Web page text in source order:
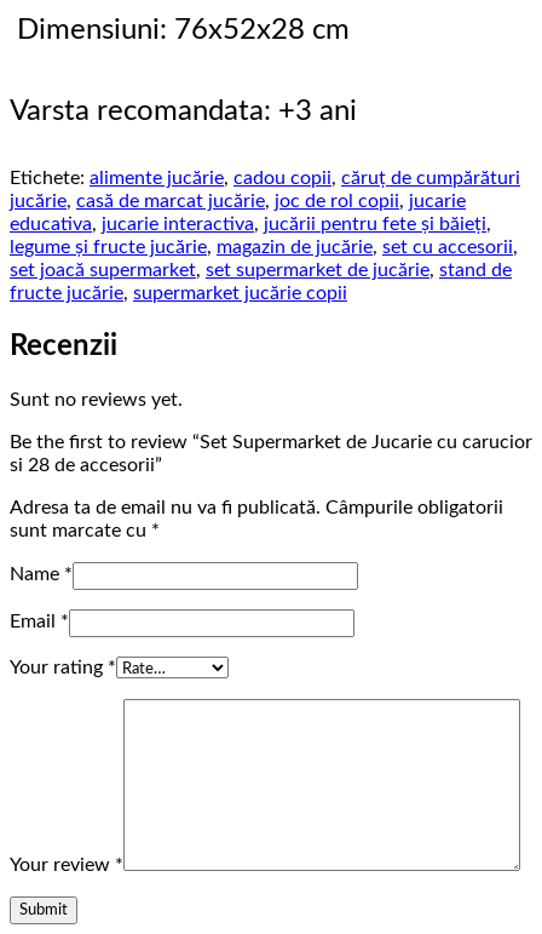
Dimensiuni: 76x52x28 cm
Varsta recomandata: +3 ani
Etichete: alimente jucărie, cadou copii, căruț de cumpărături
jucărie, casă de marcat jucărie, joc de rol copii, jucarie
educativa, jucarie interactiva, jucării pentru fete și băieți,
legume și fructe jucărie, magazin de jucărie, set cu accesorii,
set joacă supermarket, set supermarket de jucărie, stand de
fructe jucărie, supermarket jucărie copii
Recenzii
Sunt no reviews yet.
Be the first to review “Set Supermarket de Jucarie cu carucior
si 28 de accesorii”
Adresa ta de email nu va fi publicată. Câmpurile obligatorii
sunt marcate cu *
Name *
Email *
Your rating *
Your review *